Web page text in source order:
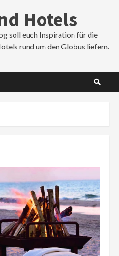
Hotels
soll euch Inspiration für die
rund um den Globus liefern.